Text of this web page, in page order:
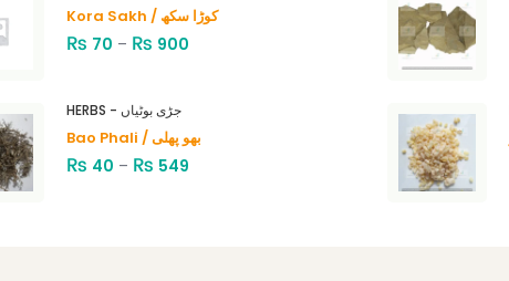
Kora Sakh / کوڑا سکھ
₨ 70 – ₨ 900
HERBS - جڑی بوٹیاں
Bao Phali / بھو پھلی
₨ 40 – ₨ 549